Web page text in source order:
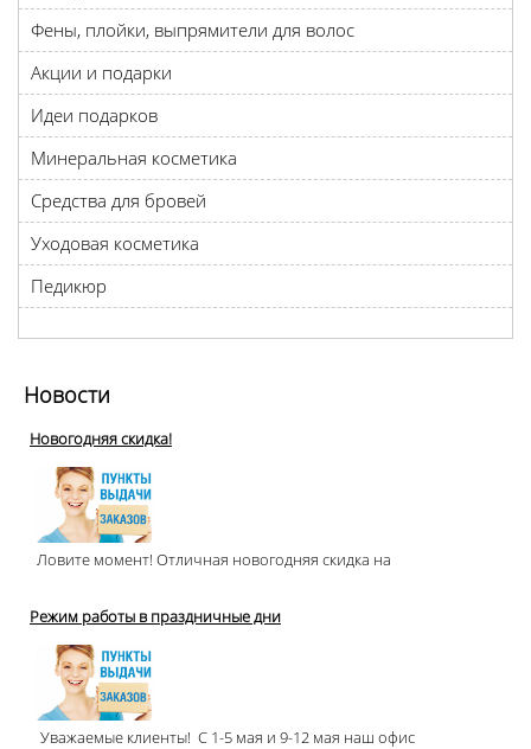
Фены, плойки, выпрямители для волос
Акции и подарки
Идеи подарков
Минеральная косметика
Средства для бровей
Уходовая косметика
Педикюр
Новости
Новогодняя скидка!
Ловите момент! Отличная новогодняя скидка на
Режим работы в праздничные дни
Уважаемые клиенты! С 1-5 мая и 9-12 мая наш офис